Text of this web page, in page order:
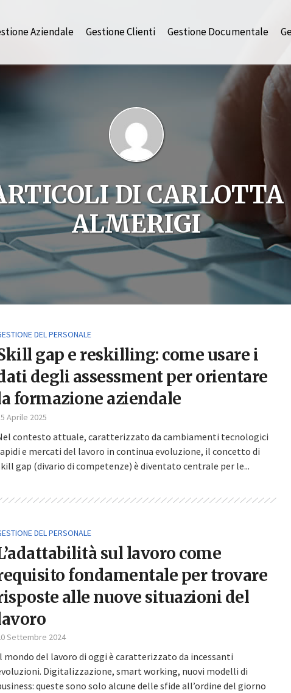
Aziendale Gestione Clienti Gestione Documentale
DI CARLOTTA
ALMERIGI
DEL PERSONALE
gap e reskilling: come usare i
degli assessment per orientare
formazione aziendale
Aprile 2025
contesto attuale, caratterizzato da cambiamenti tecnologici
e mercati del lavoro in continua evoluzione, il concetto di
gap (divario di competenze) è diventato centrale per le...
DEL PERSONALE
sul lavoro come
fondamentale per trovare
alle nuove situazioni del
Settembre 2024
mondo del lavoro di oggi è caratterizzato da incessanti
Digitalizzazione, smart working, nuovi modelli di
queste sono solo alcune delle sfide all’ordine del giorno